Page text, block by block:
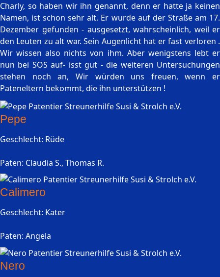
Charly, so haben wir ihn genannt, denn er hatte ja keinen
Namen, ist schon sehr alt. Er wurde auf der Straße am 17.
Dezember gefunden - ausgesetzt, wahrscheinlich, weil er
den Leuten zu alt war. Sein Augenlicht hat er fast verloren .
Wir wissen also nichts von ihm. Aber wenigstens lebt er
nun bei SOS auf- isst gut - die weiteren Untersuchungen
stehen noch an, Wir würden uns freuen, wenn er
Pateneltern bekommt, die ihn unterstützen !
Pepe
Geschlecht: Rüde
Paten: Claudia S., Thomas R.
Calimero
Geschlecht: Kater
Paten: Angela
Nero